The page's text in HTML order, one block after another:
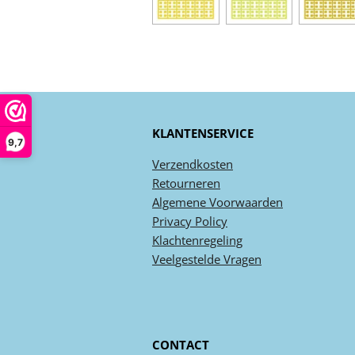
9,7
KLANTENSERVICE
Verzendkosten
Retourneren
Algemene Voorwaarden
Privacy Policy
Klachtenregeling
Veelgestelde Vragen
CONTACT